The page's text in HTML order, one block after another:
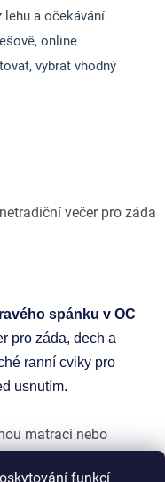
funkcí
lehu a očekávání.
online
vybrat vhodný
večer pro záda
spánku v OC
pro záda, dech a
ranní cviky pro
usnutím.
matraci nebo